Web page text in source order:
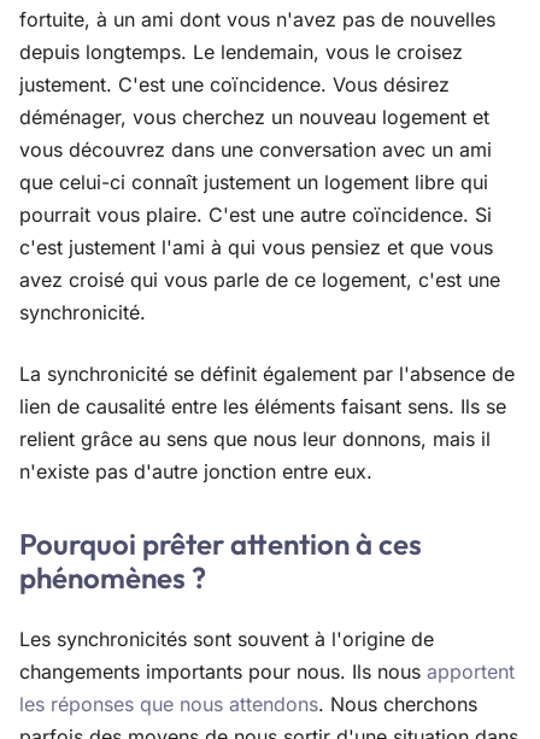
fortuite, à un ami dont vous n'avez pas de nouvelles
depuis longtemps. Le lendemain, vous le croisez
justement. C'est une coïncidence. Vous désirez
déménager, vous cherchez un nouveau logement et
vous découvrez dans une conversation avec un ami
que celui-ci connaît justement un logement libre qui
pourrait vous plaire. C'est une autre coïncidence. Si
c'est justement l'ami à qui vous pensiez et que vous
avez croisé qui vous parle de ce logement, c'est une
synchronicité.
La synchronicité se définit également par l'absence de
lien de causalité entre les éléments faisant sens. Ils se
relient grâce au sens que nous leur donnons, mais il
n'existe pas d'autre jonction entre eux.
Pourquoi prêter attention à ces
phénomènes ?
Les synchronicités sont souvent à l'origine de
changements importants pour nous. Ils nous apportent
les réponses que nous attendons. Nous cherchons